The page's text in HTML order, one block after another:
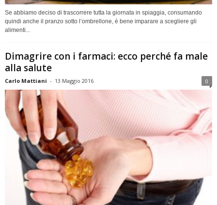
Se abbiamo deciso di trascorrere tutta la giornata in spiaggia, consumando
quindi anche il pranzo sotto l’ombrellone, è bene imparare a scegliere gli
alimenti...
Dimagrire con i farmaci: ecco perché fa male
alla salute
Carlo Mattiani - 13 Maggio 2016 0